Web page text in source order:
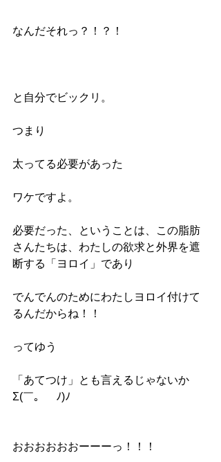
なんだそれっ？！？！
と自分でビックリ。
つまり
太ってる必要があった
ワケですよ。
必要だった、ということは、この脂肪
さんたちは、わたしの欲求と外界を遮
断する「ヨロイ」であり
でんでんのためにわたしヨロイ付けて
るんだからね！！
ってゆう
「あてつけ」とも言えるじゃないか
Σ(￣。￣ﾉ)ﾉ
おおおおおおーーーっ！！！